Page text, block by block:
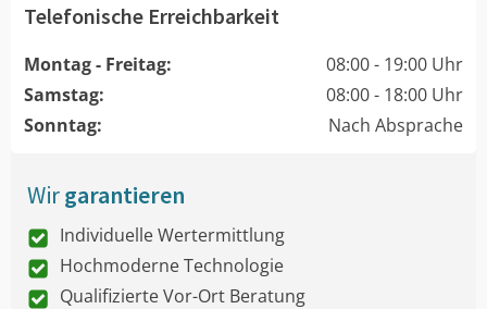
Telefonische Erreichbarkeit
Montag - Freitag:
08:00 - 19:00 Uhr
Samstag:
08:00 - 18:00 Uhr
Sonntag:
Nach Absprache
Wirgarantieren
Individuelle Wertermittlung
Hochmoderne Technologie
Qualifizierte Vor-Ort Beratung